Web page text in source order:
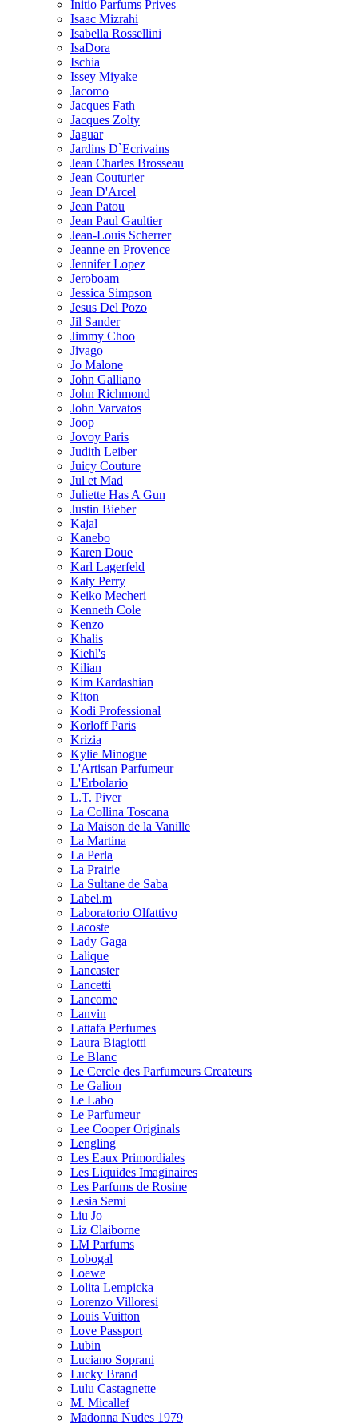
Initio Parfums Prives
Isaac Mizrahi
Isabella Rossellini
IsaDora
Ischia
Issey Miyake
Jacomo
Jacques Fath
Jacques Zolty
Jaguar
Jardins D`Ecrivains
Jean Charles Brosseau
Jean Couturier
Jean D'Arcel
Jean Patou
Jean Paul Gaultier
Jean-Louis Scherrer
Jeanne en Provence
Jennifer Lopez
Jeroboam
Jessica Simpson
Jesus Del Pozo
Jil Sander
Jimmy Choo
Jivago
Jo Malone
John Galliano
John Richmond
John Varvatos
Joop
Jovoy Paris
Judith Leiber
Juicy Couture
Jul et Mad
Juliette Has A Gun
Justin Bieber
Kajal
Kanebo
Karen Doue
Karl Lagerfeld
Katy Perry
Keiko Mecheri
Kenneth Cole
Kenzo
Khalis
Kiehl's
Kilian
Kim Kardashian
Kiton
Kodi Professional
Korloff Paris
Krizia
Kylie Minogue
L'Artisan Parfumeur
L'Erbolario
L.T. Piver
La Collina Toscana
La Maison de la Vanille
La Martina
La Perla
La Prairie
La Sultane de Saba
Label.m
Laboratorio Olfattivo
Lacoste
Lady Gaga
Lalique
Lancaster
Lancetti
Lancome
Lanvin
Lattafa Perfumes
Laura Biagiotti
Le Blanc
Le Cercle des Parfumeurs Createurs
Le Galion
Le Labo
Le Parfumeur
Lee Cooper Originals
Lengling
Les Eaux Primordiales
Les Liquides Imaginaires
Les Parfums de Rosine
Lesia Semi
Liu Jo
Liz Claiborne
LM Parfums
Lobogal
Loewe
Lolita Lempicka
Lorenzo Villoresi
Louis Vuitton
Love Passport
Lubin
Luciano Soprani
Lucky Brand
Lulu Castagnette
M. Micallef
Madonna Nudes 1979